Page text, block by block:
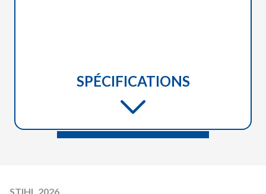
SPÉCIFICATIONS
STIHL 2026